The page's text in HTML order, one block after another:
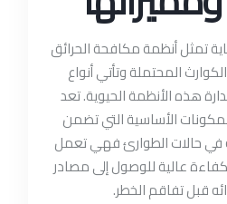
تمثل أنظمة مكافحة الحرائق
المحتملة وتأتي أنواع
هذه الأنظمة الحيوية. تعد
الأساسية التي تضمن
في حالات الطوارئ فهي تعمل
عالية للوصول إلى مصادر
قبل تفاقم الخطر.